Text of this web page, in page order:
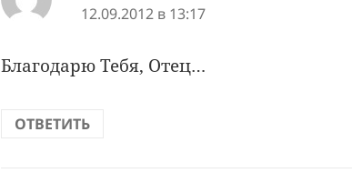
12.09.2012 в 13:17
Благодарю Тебя, Отец…
ОТВЕТИТЬ